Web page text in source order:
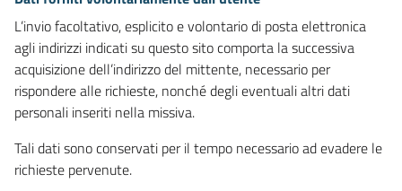
L’invio facoltativo, esplicito e volontario di posta elettronica
agli indirizzi indicati su questo sito comporta la successiva
acquisizione dell’indirizzo del mittente, necessario per
rispondere alle richieste, nonché degli eventuali altri dati
personali inseriti nella missiva.
Tali dati sono conservati per il tempo necessario ad evadere le
richieste pervenute.